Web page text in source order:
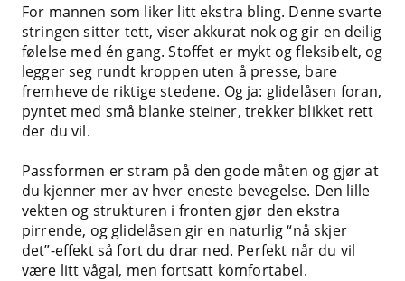
For mannen som liker litt ekstra bling. Denne svarte
stringen sitter tett, viser akkurat nok og gir en deilig
følelse med én gang. Stoffet er mykt og fleksibelt, og
legger seg rundt kroppen uten å presse, bare
fremheve de riktige stedene. Og ja: glidelåsen foran,
pyntet med små blanke steiner, trekker blikket rett
der du vil.
Passformen er stram på den gode måten og gjør at
du kjenner mer av hver eneste bevegelse. Den lille
vekten og strukturen i fronten gjør den ekstra
pirrende, og glidelåsen gir en naturlig “nå skjer
det”-effekt så fort du drar ned. Perfekt når du vil
være litt vågal, men fortsatt komfortabel.